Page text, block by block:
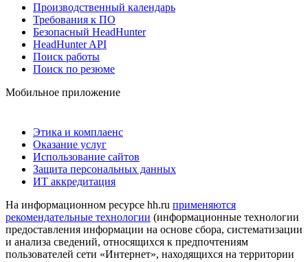
Производственный календарь
Требования к ПО
Безопасный HeadHunter
HeadHunter API
Поиск работы
Поиск по резюме
Мобильное приложение
Этика и комплаенс
Оказание услуг
Использование сайтов
Защита персональных данных
ИТ аккредитация
На информационном ресурсе hh.ru применяются
рекомендательные технологии (информационные технологии
предоставления информации на основе сбора, систематизации
и анализа сведений, относящихся к предпочтениям
пользователей сети «Интернет», находящихся на территории